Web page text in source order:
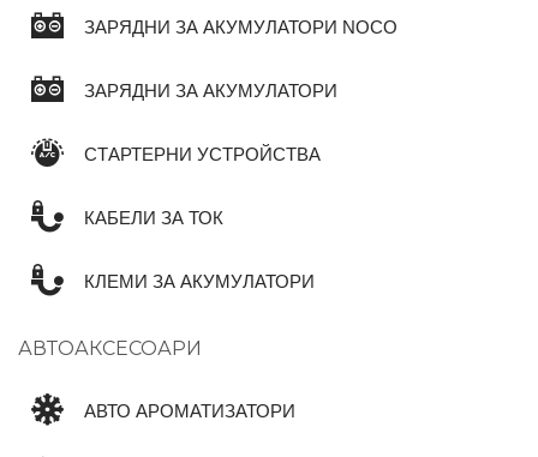
ЗАРЯДНИ ЗА АКУМУЛАТОРИ NOCO
ЗАРЯДНИ ЗА АКУМУЛАТОРИ
СТАРТЕРНИ УСТРОЙСТВА
КАБЕЛИ ЗА ТОК
КЛЕМИ ЗА АКУМУЛАТОРИ
АВТОАКСЕСОАРИ
АВТО АРОМАТИЗАТОРИ